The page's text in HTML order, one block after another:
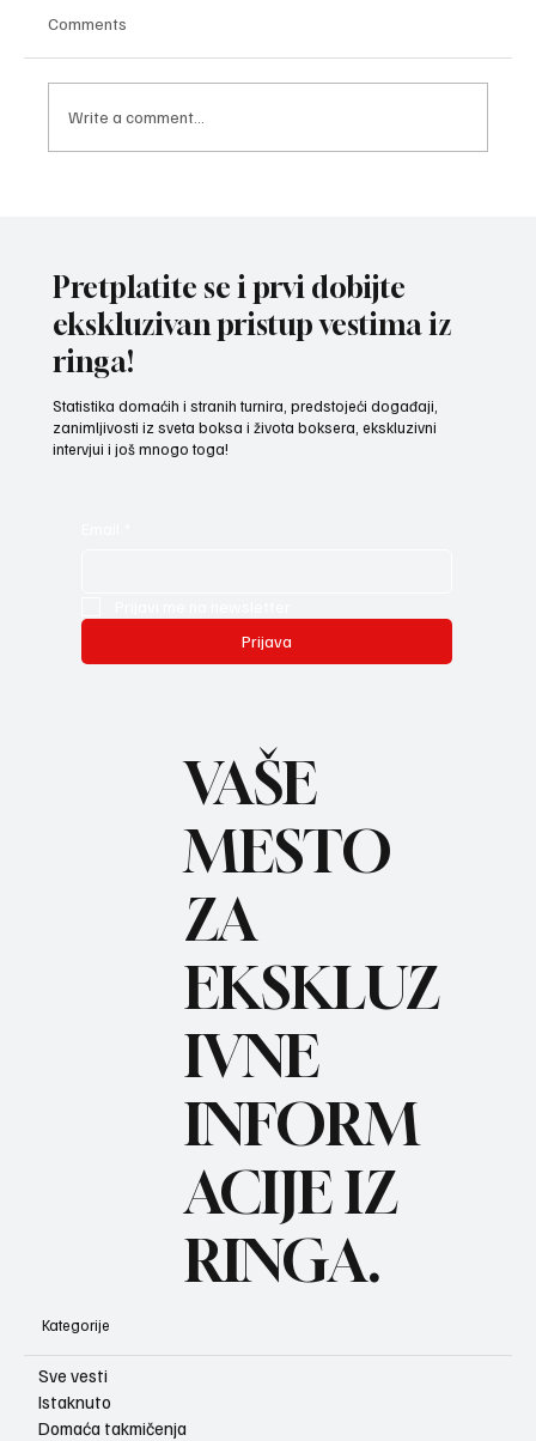
Comments
Write a comment...
Pretplatite se i prvi dobijte
ekskluzivan pristup vestima iz
ringa!
Statistika domaćih i stranih turnira, predstojeći događaji,
zanimljivosti iz sveta boksa i života boksera, ekskluzivni
intervjui i još mnogo toga!
Prijava
REC
VAŠE
MESTO
ZA
EKSKLUZ
IVNE
INFORM
ACIJE IZ
RINGA.
Kategorije
Sve vesti
Istaknuto
Domaća takmičenja